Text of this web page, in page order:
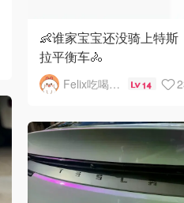
👶谁家宝宝还没骑上特斯
拉平衡车🚴
Felix吃喝玩乐不破产 14